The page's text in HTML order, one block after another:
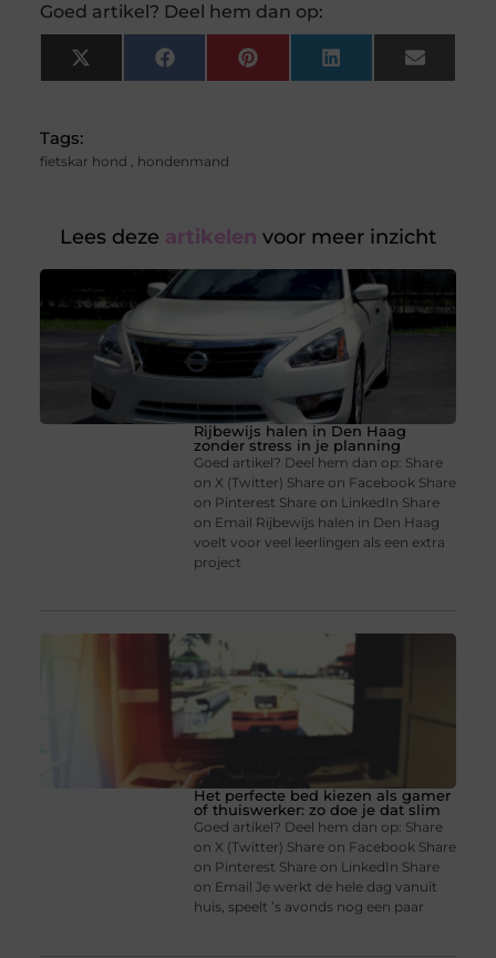
Goed artikel? Deel hem dan op:
X
(Twitter)
FacebookPinterest LinkedIn Email
Tags:
fietskar hond , hondenmand
Lees deze artikelen voor meer inzicht
Rijbewijs halen in Den Haag
zonder stress in je planning
Goed artikel? Deel hem dan op: Share
on X (Twitter) Share on Facebook Share
on Pinterest Share on LinkedIn Share
on Email Rijbewijs halen in Den Haag
voelt voor veel leerlingen als een extra
project
Het perfecte bed kiezen als gamer
of thuiswerker: zo doe je dat slim
Goed artikel? Deel hem dan op: Share
on X (Twitter) Share on Facebook Share
on Pinterest Share on LinkedIn Share
on Email Je werkt de hele dag vanuit
huis, speelt ’s avonds nog een paar